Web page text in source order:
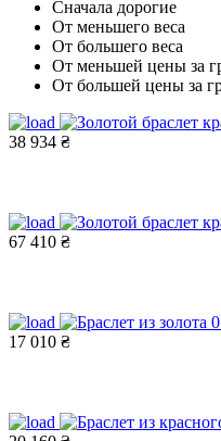
Сначала дорогие
От меньшего веса
От большего веса
От меньшей цены за
От большей цены за
38 934 ₴
67 410 ₴
17 010 ₴